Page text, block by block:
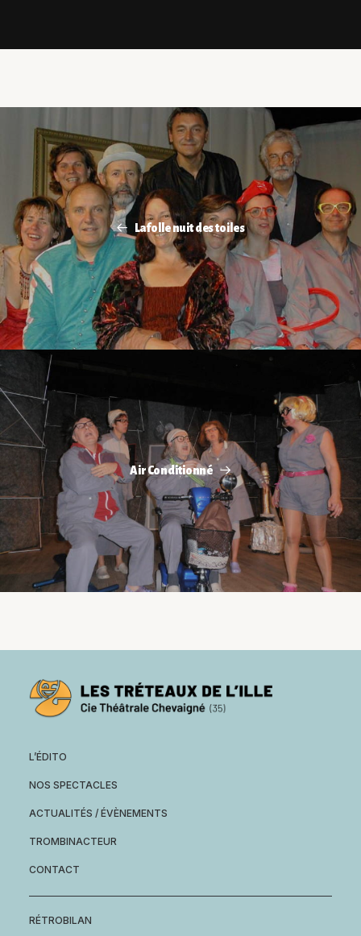
La folle nuit des toiles
Air Conditionné
L’ÉDITO
NOS SPECTACLES
ACTUALITÉS / ÉVÈNEMENTS
TROMBINACTEUR
CONTACT
RÉTROBILAN